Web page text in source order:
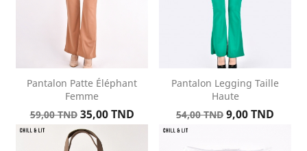
Pantalon Patte Éléphant
Femme
Prix
de
59,00 TND Prix
35,00 TND
Pantalon Legging Taille
Haute
Prix
de
54,00 TND Prix
9,00 TND